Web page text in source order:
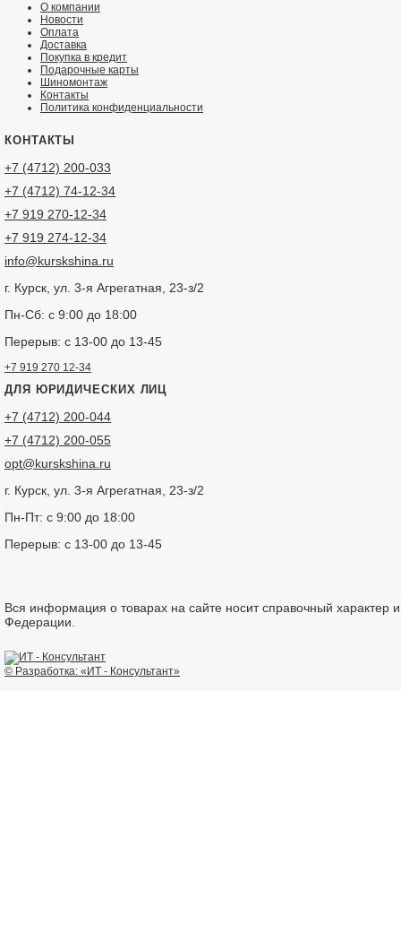
О компании
Новости
Оплата
Доставка
Покупка в кредит
Подарочные карты
Шиномонтаж
Контакты
Политика конфиденциальности
КОНТАКТЫ
+7 (4712) 200-033
+7 (4712) 74-12-34
+7 919 270-12-34
+7 919 274-12-34
info@kurskshina.ru
г. Курск, ул. 3-я Агрегатная, 23-з/2
Пн-Сб: с 9:00 до 18:00
Перерыв: с 13-00 до 13-45
+7 919 270 12-34
ДЛЯ ЮРИДИЧЕСКИХ ЛИЦ
+7 (4712) 200-044
+7 (4712) 200-055
opt@kurskshina.ru
г. Курск, ул. 3-я Агрегатная, 23-з/2
Пн-Пт: с 9:00 до 18:00
Перерыв: с 13-00 до 13-45
Вся информация о товарах на сайте носит справочный характер
Федерации.
© Разработка: «ИТ - Консультант»